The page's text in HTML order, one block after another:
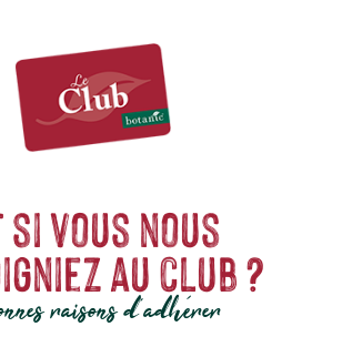
si vous nous
au club ?
raisons d'adhérer